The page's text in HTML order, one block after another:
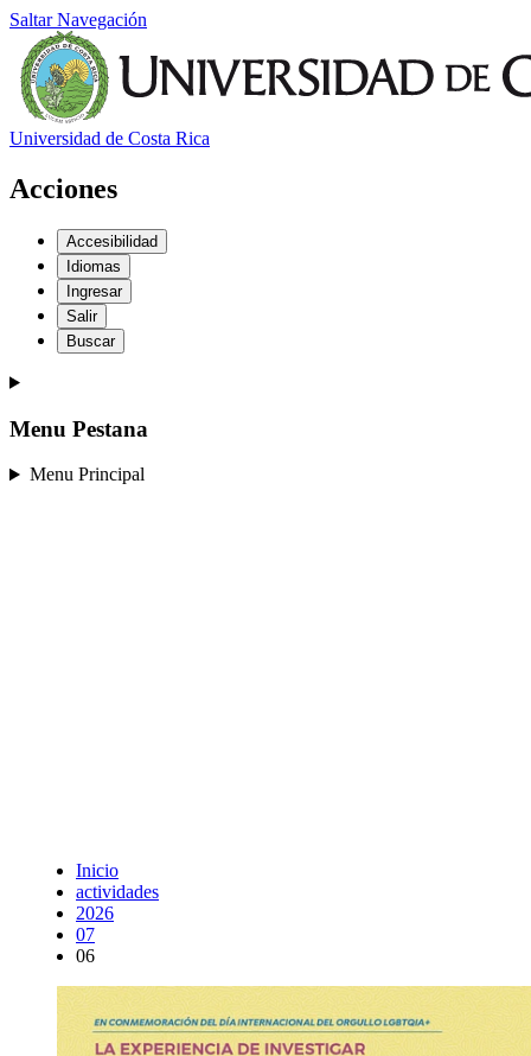
Saltar Navegación
Universidad de Costa Rica
Acciones
Accesibilidad
Idiomas
Ingresar
Salir
Buscar
Menu Pestana
Menu Principal
Inicio
actividades
2026
07
06